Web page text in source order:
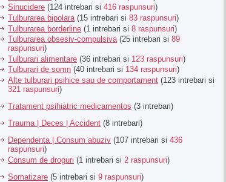
Sinucidere (124 intrebari si 416 raspunsuri)
Tulburarea bipolara(15 intrebari si 83 raspunsuri)
Tulburarea borderline (1 intrebari si 8 raspunsuri)
Tulburarea obsesiv-compulsiva(25 intrebari si 89
raspunsuri)
Tulburari alimentare (36 intrebari si 123 raspunsuri)
Tulburari de somn (40 intrebari si 134 raspunsuri)
Alte tulburari psihice sau de comportament (123 intrebari si
321 raspunsuri)
Tratament psihiatric medicamentos (3 intrebari)
Trauma | Deces | Accident (8 intrebari)
Dependenta | Consum abuziv (107 intrebari si 436
raspunsuri)
Consum de droguri (1 intrebari si 2 raspunsuri)
Somatizare (5 intrebari si 9 raspunsuri)